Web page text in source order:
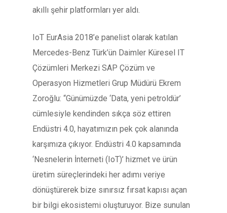
akıllı şehir platformları yer aldı.
IoT EurAsia 2018’e panelist olarak katılan
Mercedes-Benz Türk’ün Daimler Küresel IT
Çözümleri Merkezi SAP Çözüm ve
Operasyon Hizmetleri Grup Müdürü Ekrem
Zoroğlu: “Günümüzde ‘Data, yeni petroldür’
cümlesiyle kendinden sıkça söz ettiren
Endüstri 4.0, hayatımızın pek çok alanında
karşımıza çıkıyor. Endüstri 4.0 kapsamında
‘Nesnelerin İnterneti (IoT)’ hizmet ve ürün
üretim süreçlerindeki her adımı veriye
dönüştürerek bize sınırsız fırsat kapısı açan
bir bilgi ekosistemi oluşturuyor. Bize sunulan